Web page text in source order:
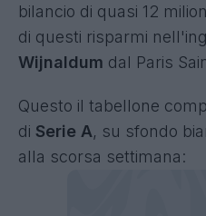
bilancio di quasi 12
di questi risparmi
Wijnaldum dal Paris
Questo il tabellone
di Serie A, su sfondo
alla scorsa settimana: